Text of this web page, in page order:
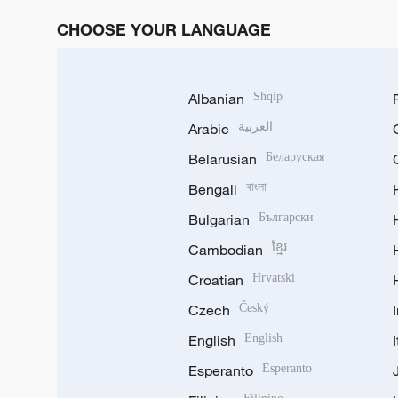
e
CHOOSE YOUR LANGUAGE
Albanian Shqip
Arabic العربية
Belarusian Беларуская
Bengali বাংলা
Bulgarian Български
Cambodian ខ្មែរ
Croatian Hrvatski
Czech Český
English English
Esperanto Esperanto